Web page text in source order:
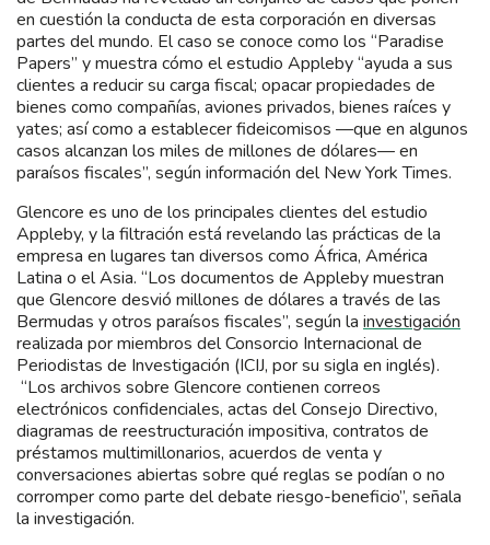
en cuestión la conducta de esta corporación en diversas
partes del mundo. El caso se conoce como los “Paradise
Papers” y muestra cómo el estudio Appleby “ayuda a sus
clientes a reducir su carga fiscal; opacar propiedades de
bienes como compañías, aviones privados, bienes raíces y
yates; así como a establecer fideicomisos —que en algunos
casos alcanzan los miles de millones de dólares— en
paraísos fiscales”, según información del New York Times.
Glencore es uno de los principales clientes del estudio
Appleby, y la filtración está revelando las prácticas de la
empresa en lugares tan diversos como África, América
Latina o el Asia. “Los documentos de Appleby muestran
que Glencore desvió millones de dólares a través de las
Bermudas y otros paraísos fiscales”, según la investigación
realizada por miembros del Consorcio Internacional de
Periodistas de Investigación (ICIJ, por su sigla en inglés).
“Los archivos sobre Glencore contienen correos
electrónicos confidenciales, actas del Consejo Directivo,
diagramas de reestructuración impositiva, contratos de
préstamos multimillonarios, acuerdos de venta y
conversaciones abiertas sobre qué reglas se podían o no
corromper como parte del debate riesgo-beneficio”, señala
la investigación.